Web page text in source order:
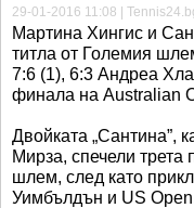
29-01-2016 11:08 |
Мартина Хингис и
титла от Големия
7:6 (1), 6:3 Андреа
финала на Australian
Двойката „Сантина”,
Мирза, спечели трета
шлем, след като
Уимбълдън и US